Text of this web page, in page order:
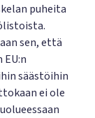
puheita
sen, että
säästöihin
ei ole